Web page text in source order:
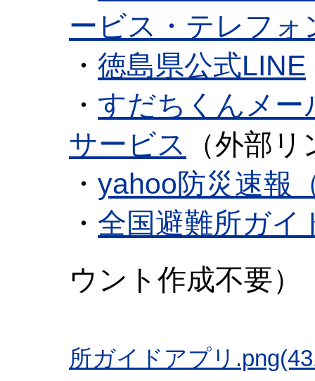
ービス・テレフォ
・ 徳島県公式LINE
・ すだちくんメー
サービス
（外部
・ yahoo防災速報
・ 全国避難所ガイ
ウント作成不要
所ガイドアプリ